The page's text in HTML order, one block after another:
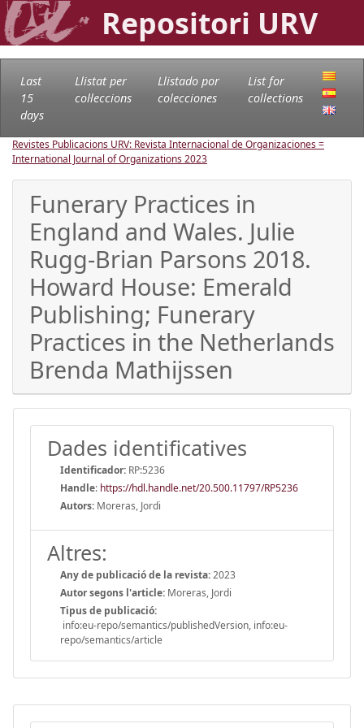
Repositori URV
Last
15
days
Llistat per
col·leccions
Llistado por
colecciones
List for
collections
Revistes Publicacions URV: Revista Internacional de Organizaciones =
International Journal of Organizations2023
Funerary Practices in
England and Wales. Julie
Rugg-Brian Parsons 2018.
Howard House: Emerald
Publishing; Funerary
Practices in the Netherlands
Brenda Mathijssen
Dades identificatives
Identificador: RP:5236
Handle: https://hdl.handle.net/20.500.11797/RP5236
Autors: Moreras, Jordi
Altres:
Any de publicació de la revista:2023
Autor segons l'article: Moreras, Jordi
Tipus de publicació:
info:eu-repo/semantics/publishedVersion, info:eu-
repo/semantics/article